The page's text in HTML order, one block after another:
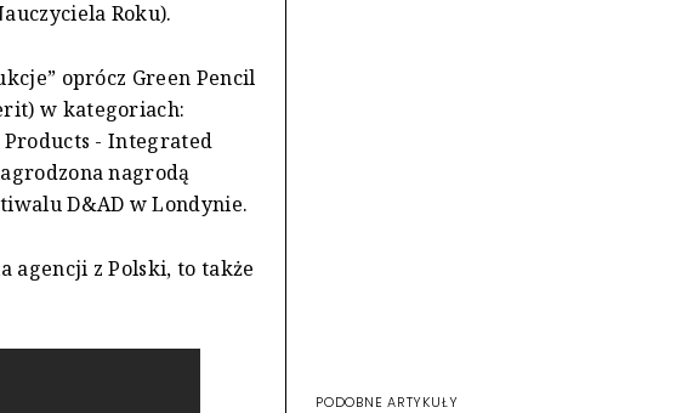
Roku).
oprócz Green Pencil
w kategoriach:
- Integrated
nagrodą
D&AD w Londynie.
agencji z Polski, to także
PODOBNE ARTYKUŁY